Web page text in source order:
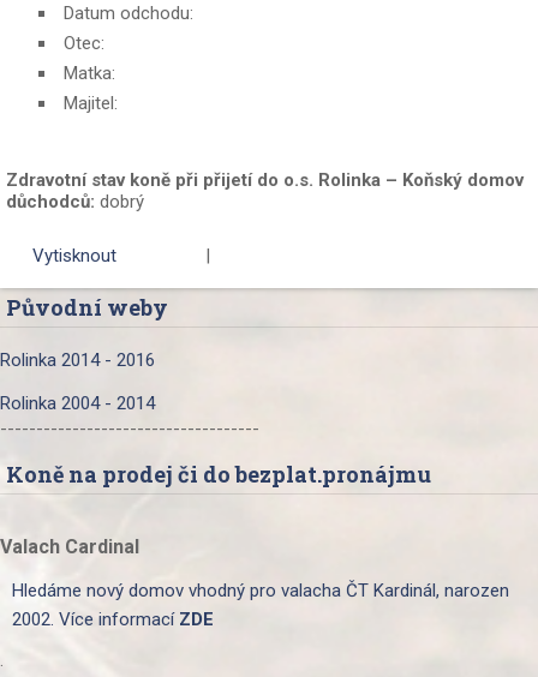
Datum odchodu:
Otec:
Matka:
Majitel:
Zdravotní stav koně při přijetí do o.s. Rolinka – Koňský domov
důchodců: dobrý
Vytisknout |
Původní weby
Rolinka 2014 - 2016
Rolinka 2004 - 2014
------------------------------------
Koně na prodej či do bezplat.pronájmu
Valach Cardinal
Hledáme nový domov vhodný pro valacha ČT Kardinál, narozen
2002. Více informací ZDE
.